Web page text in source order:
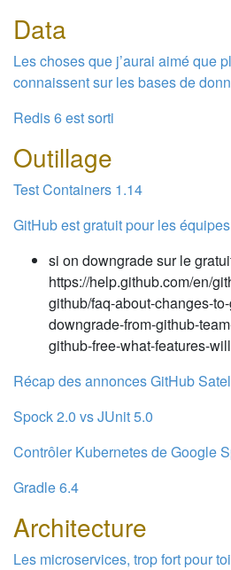
Data
Les choses que j’aurai aimé que
connaissent sur les bases de
Redis 6 est sorti
Outillage
Test Containers 1.14
GitHub est gratuit pour les équipes
si on downgrade sur le
https://help.github.com/en/
github/faq-about-changes-
downgrade-from-github-
github-free-what-features-
Récap des annonces GitHub
Spock 2.0 vs JUnit 5.0
Contrôler Kubernetes de Google
Gradle 6.4
Architecture
Les microservices, trop fort pour